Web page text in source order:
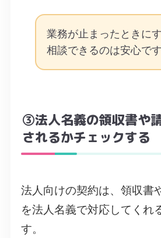
業務が止まったときに
相談できるのは安心です
③法人名義の領収書や
されるかチェックする
法人向けの契約は、領収書
を法人名義で対応してくれ
す。